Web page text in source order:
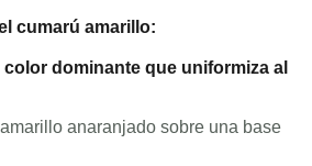
cumarú amarillo:
dominante que uniformiza al
anaranjado sobre una base